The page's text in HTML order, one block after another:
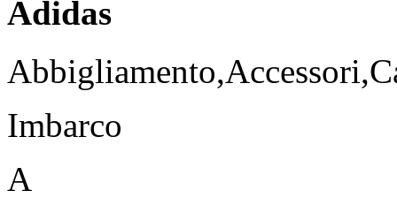
Adidas
Imbarco
A